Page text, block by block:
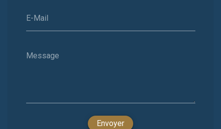
E-Mail
Message
Envoyer